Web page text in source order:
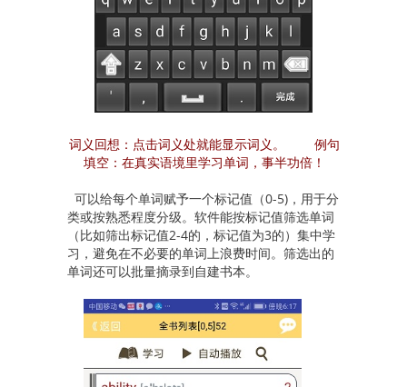
词义回想：点击词义处就能显示词义。 例句
填空：在真实语境里学习单词，事半功倍！
可以给每个单词赋予一个标记值（0-5)，用于分
类或按熟悉程度分级。软件能按标记值筛选单词
（比如筛出标记值2-4的，标记值为3的）集中学
习，避免在不必要的单词上浪费时间。筛选出的
单词还可以批量摘录到自建书本。